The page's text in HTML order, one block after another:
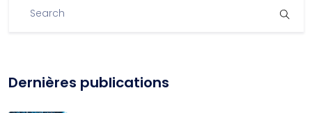
Dernières publications